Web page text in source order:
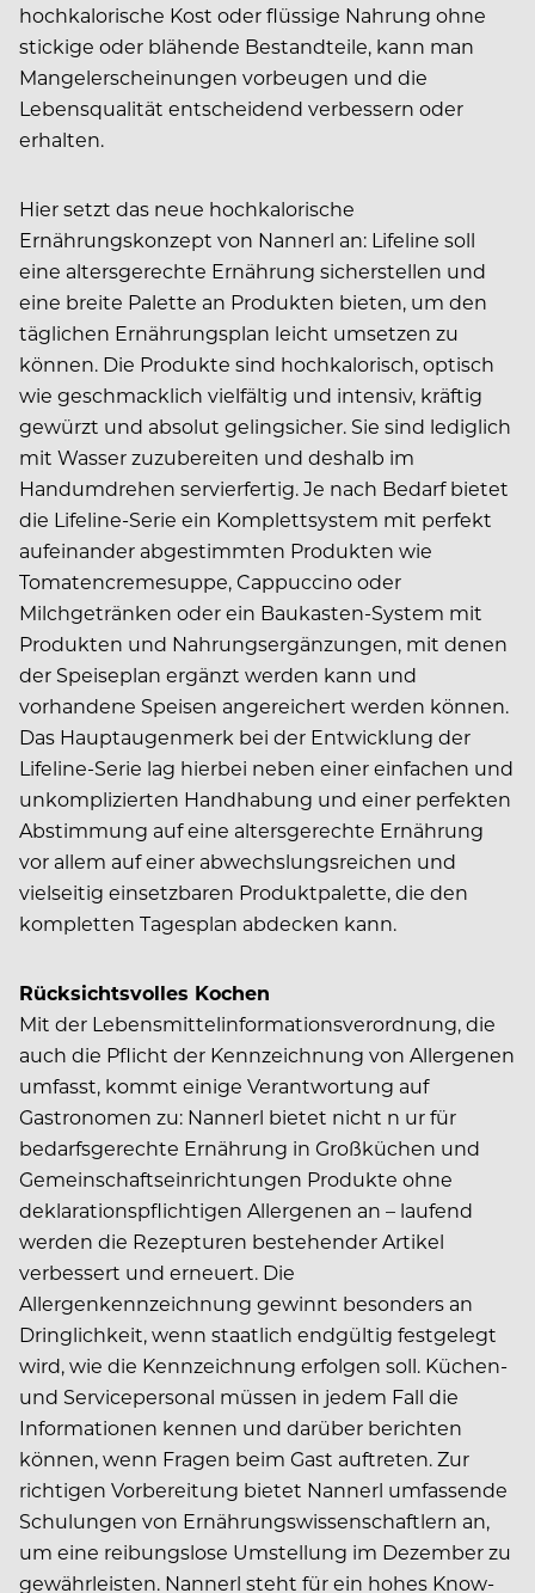
hochkalorische Kost oder flüssige Nahrung ohne
stickige oder blähende Bestandteile, kann man
Mangelerscheinungen vorbeugen und die
Lebensqualität entscheidend verbessern oder
erhalten.
Hier setzt das neue hochkalorische
Ernährungskonzept von Nannerl an: Lifeline soll
eine altersgerechte Ernährung sicherstellen und
eine breite Palette an Produkten bieten, um den
täglichen Ernährungsplan leicht umsetzen zu
können. Die Produkte sind hochkalorisch, optisch
wie geschmacklich vielfältig und intensiv, kräftig
gewürzt und absolut gelingsicher. Sie sind lediglich
mit Wasser zuzubereiten und deshalb im
Handumdrehen servierfertig. Je nach Bedarf bietet
die Lifeline-Serie ein Komplettsystem mit perfekt
aufeinander abgestimmten Produkten wie
Tomatencremesuppe, Cappuccino oder
Milchgetränken oder ein Baukasten-System mit
Produkten und Nahrungsergänzungen, mit denen
der Speiseplan ergänzt werden kann und
vorhandene Speisen angereichert werden können.
Das Hauptaugenmerk bei der Entwicklung der
Lifeline-Serie lag hierbei neben einer einfachen und
unkomplizierten Handhabung und einer perfekten
Abstimmung auf eine altersgerechte Ernährung
vor allem auf einer abwechslungsreichen und
vielseitig einsetzbaren Produktpalette, die den
kompletten Tagesplan abdecken kann.
Rücksichtsvolles Kochen
Mit der Lebensmittelinformationsverordnung, die
auch die Pflicht der Kennzeichnung von Allergenen
umfasst, kommt einige Verantwortung auf
Gastronomen zu: Nannerl bietet nicht n ur für
bedarfsgerechte Ernährung in Großküchen und
Gemeinschaftseinrichtungen Produkte ohne
deklarationspflichtigen Allergenen an – laufend
werden die Rezepturen bestehender Artikel
verbessert und erneuert. Die
Allergenkennzeichnung gewinnt besonders an
Dringlichkeit, wenn staatlich endgültig festgelegt
wird, wie die Kennzeichnung erfolgen soll. Küchen-
und Servicepersonal müssen in jedem Fall die
Informationen kennen und darüber berichten
können, wenn Fragen beim Gast auftreten. Zur
richtigen Vorbereitung bietet Nannerl umfassende
Schulungen von Ernährungswissenschaftlern an,
um eine reibungslose Umstellung im Dezember zu
gewährleisten. Nannerl steht für ein hohes Know-